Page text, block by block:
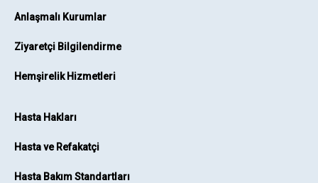
Anlaşmalı Kurumlar
Ziyaretçi Bilgilendirme
Hemşirelik Hizmetleri
Hasta Hakları
Hasta ve Refakatçi
Hasta Bakım Standartları